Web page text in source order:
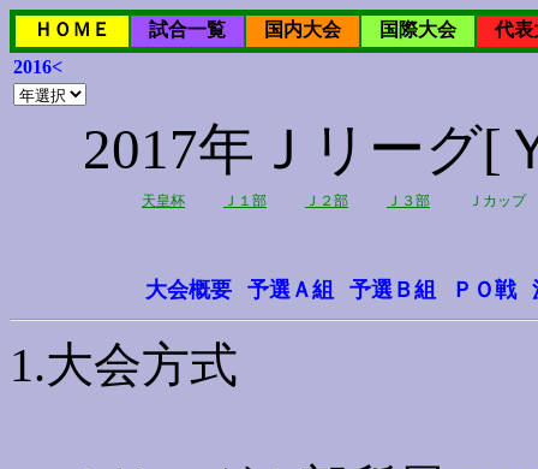
ＨＯＭＥ 試合一覧 国内大会 国際大会
代表
2016<
2017年Ｊリーグ[
天皇杯 Ｊ１部 Ｊ２部 Ｊ３部 Ｊカップ
大会概要 予選Ａ組 予選Ｂ組 ＰＯ戦
1.大会方式